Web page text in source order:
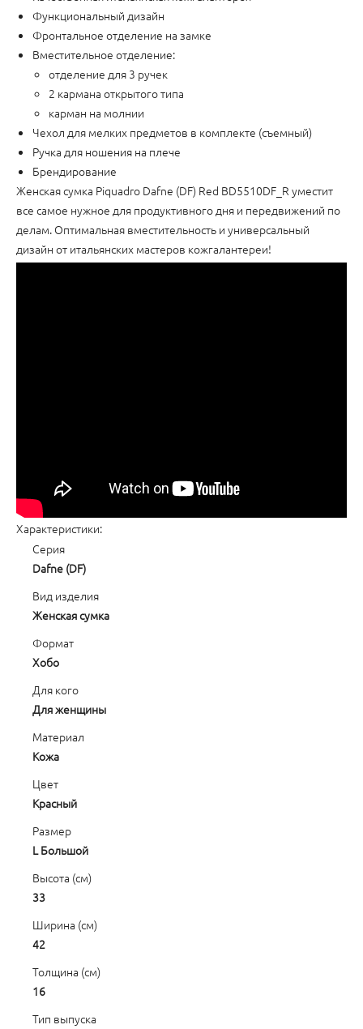
Функциональный дизайн
Фронтальное отделение на замке
Вместительное отделение:
отделение для 3 ручек
2 кармана открытого типа
карман на молнии
Чехол для мелких предметов в комплекте (съемный)
Ручка для ношения на плече
Брендирование
Женская сумка Piquadro Dafne (DF) Red BD5510DF_R уместит
все самое нужное для продуктивного дня и передвижений по
делам. Оптимальная вместительность и универсальный
дизайн от итальянских мастеров кожгалантереи!
Характеристики:
Серия
Dafne (DF)
Вид изделия
Женская сумка
Формат
Хобо
Для кого
Для женщины
Материал
Кожа
Цвет
Красный
Размер
L Большой
Высота (см)
33
Ширина (см)
42
Толщина (см)
16
Тип выпуска